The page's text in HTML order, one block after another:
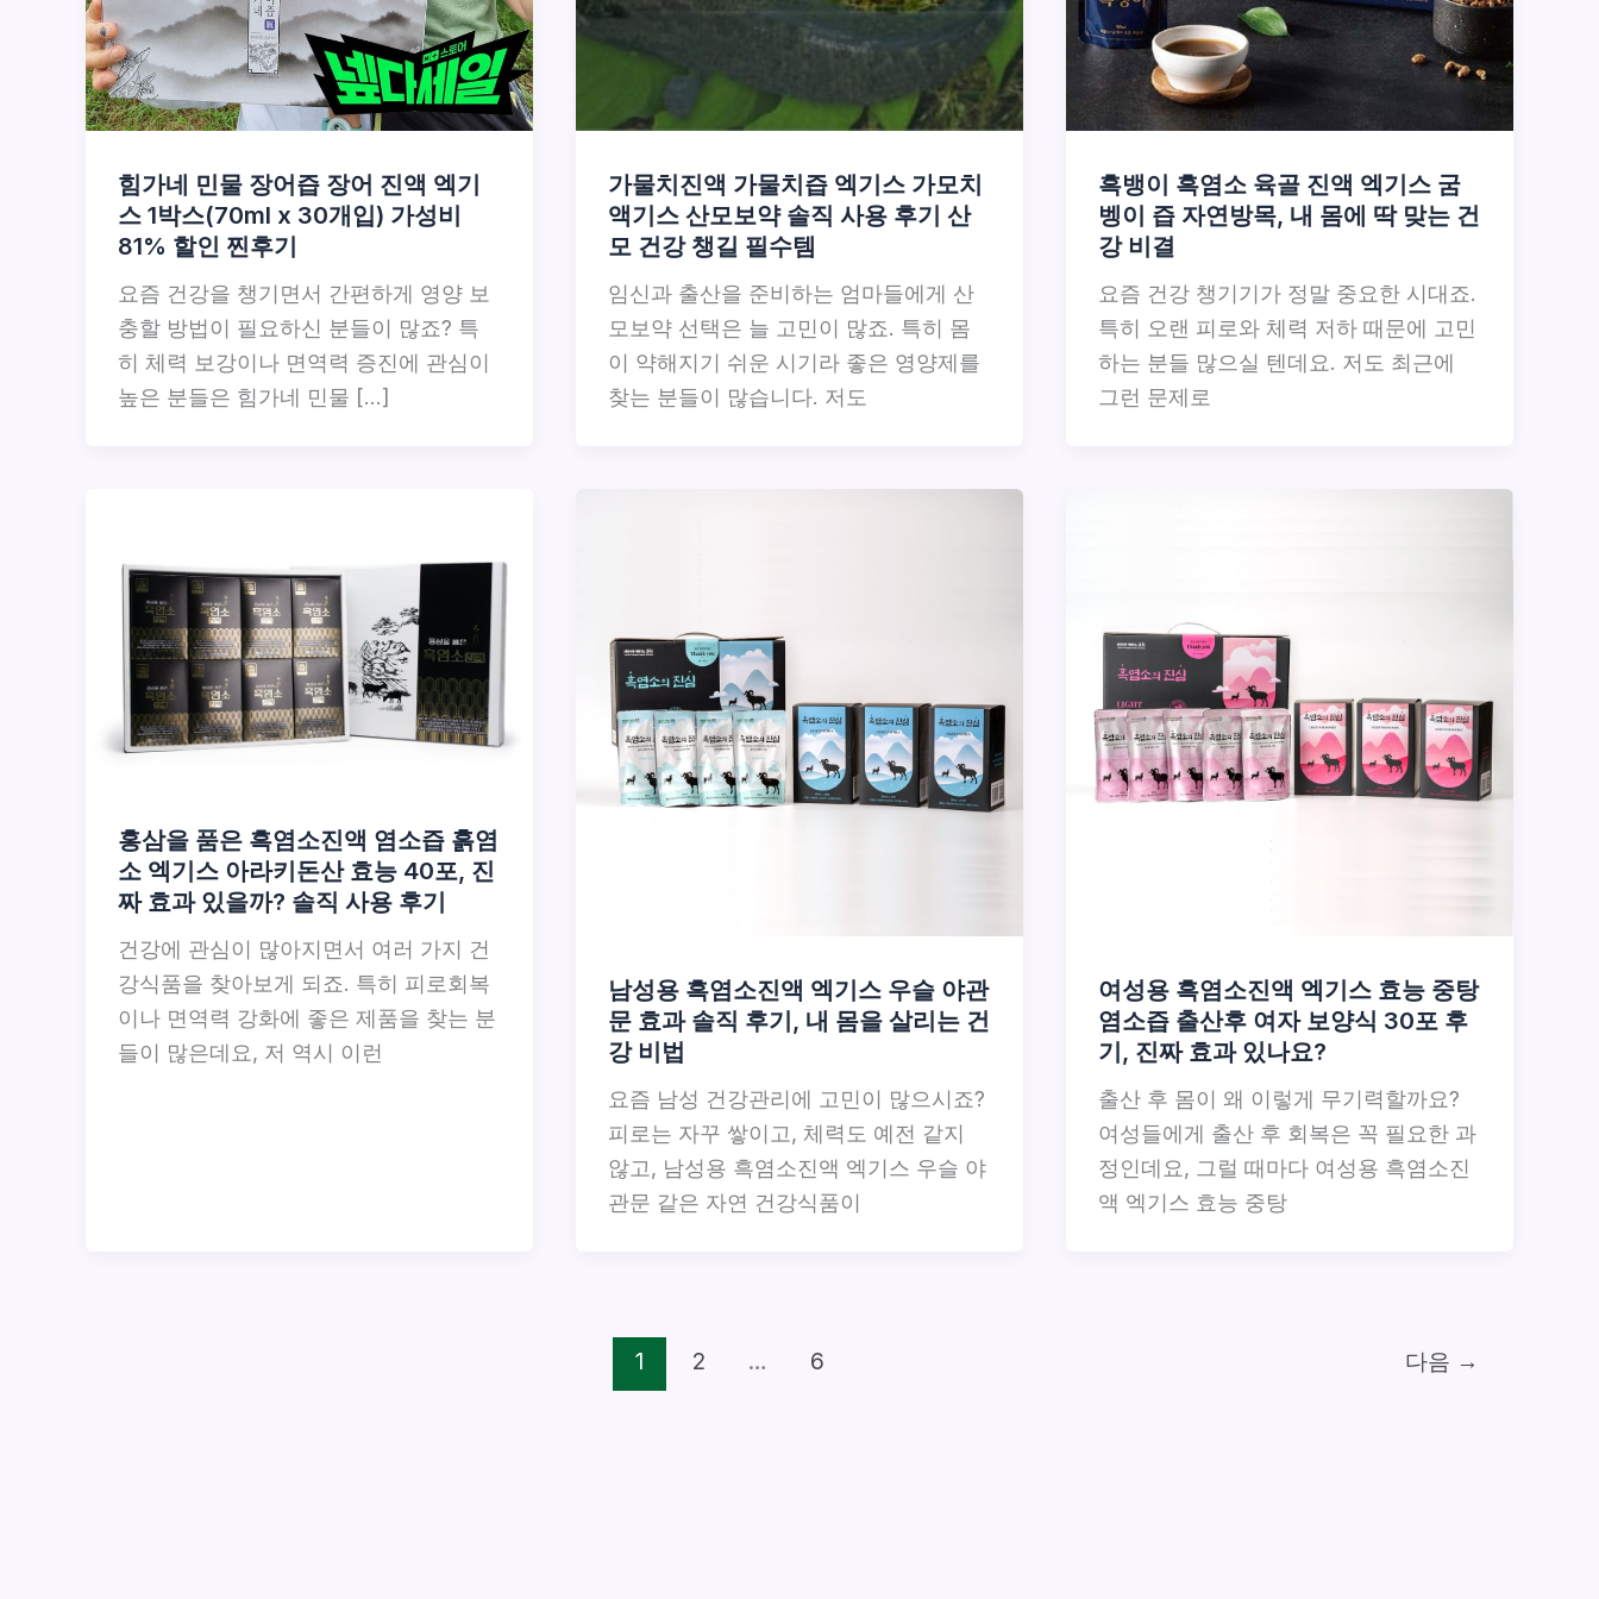
힘가네 민물 장어즙 장어 진액 엑기
스 1박스(70ml x 30개입) 가성비
81% 할인 찐후기
요즘 건강을 챙기면서 간편하게 영양 보
충할 방법이 필요하신 분들이 많죠? 특
히 체력 보강이나 면역력 증진에 관심이
높은 분들은 힘가네 민물 […]
가물치진액 가물치즙 엑기스 가모치
액기스 산모보약 솔직 사용 후기 산
모 건강 챙길 필수템
임신과 출산을 준비하는 엄마들에게 산
모보약 선택은 늘 고민이 많죠. 특히 몸
이 약해지기 쉬운 시기라 좋은 영양제를
찾는 분들이 많습니다. 저도
흑뱅이 흑염소 육골 진액 엑기스 굼
벵이 즙 자연방목, 내 몸에 딱 맞는 건
강 비결
요즘 건강 챙기기가 정말 중요한 시대죠.
특히 오랜 피로와 체력 저하 때문에 고민
하는 분들 많으실 텐데요. 저도 최근에
그런 문제로
홍삼을 품은 흑염소진액 염소즙 흙염
소 엑기스 아라키돈산 효능 40포, 진
짜 효과 있을까? 솔직 사용 후기
건강에 관심이 많아지면서 여러 가지 건
강식품을 찾아보게 되죠. 특히 피로회복
이나 면역력 강화에 좋은 제품을 찾는 분
들이 많은데요, 저 역시 이런
남성용 흑염소진액 엑기스 우슬 야관
문 효과 솔직 후기, 내 몸을 살리는 건
강 비법
요즘 남성 건강관리에 고민이 많으시죠?
피로는 자꾸 쌓이고, 체력도 예전 같지
않고, 남성용 흑염소진액 엑기스 우슬 야
관문 같은 자연 건강식품이
여성용 흑염소진액 엑기스 효능 중탕
염소즙 출산후 여자 보양식 30포 후
기, 진짜 효과 있나요?
출산 후 몸이 왜 이렇게 무기력할까요?
여성들에게 출산 후 회복은 꼭 필요한 과
정인데요, 그럴 때마다 여성용 흑염소진
액 엑기스 효능 중탕
1 2 … 6 다음 →